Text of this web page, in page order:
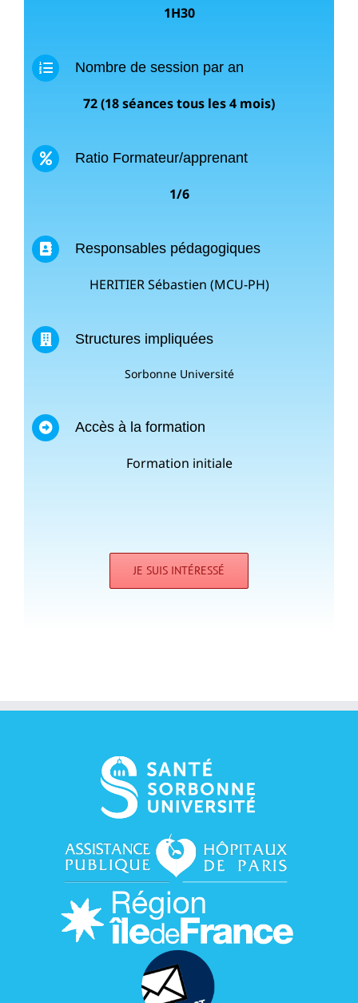
1H30
Nombre de session par an
72 (18 séances tous les 4 mois)
Ratio Formateur/apprenant
1/6
Responsables pédagogiques
HERITIER Sébastien (MCU-PH)
Structures impliquées
Sorbonne Université
Accès à la formation
Formation initiale
JE SUIS INTÉRESSÉ